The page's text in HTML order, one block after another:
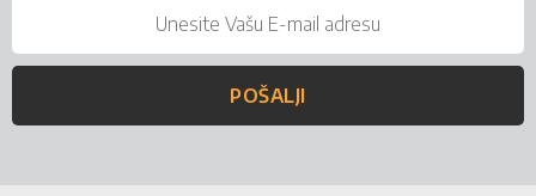
POŠALJI